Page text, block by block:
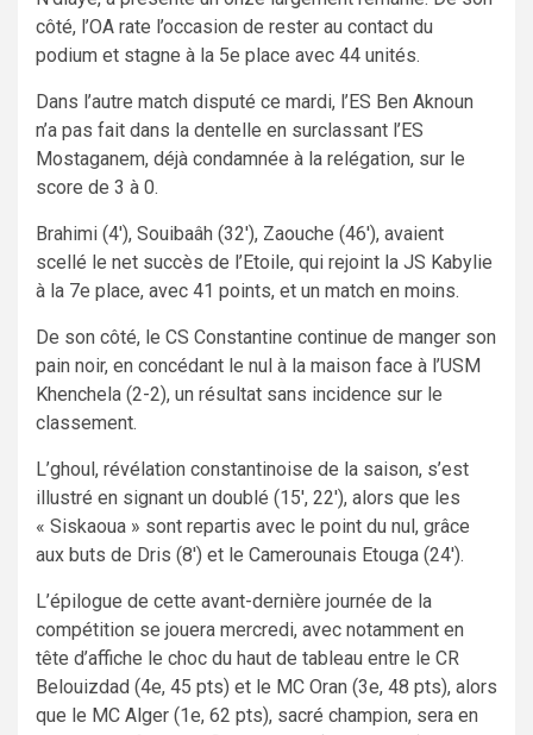
côté, l’OA rate l’occasion de rester au contact du
podium et stagne à la 5e place avec 44 unités.
Dans l’autre match disputé ce mardi, l’ES Ben Aknoun
n’a pas fait dans la dentelle en surclassant l’ES
Mostaganem, déjà condamnée à la relégation, sur le
score de 3 à 0.
Brahimi (4′), Souibaâh (32′), Zaouche (46′), avaient
scellé le net succès de l’Etoile, qui rejoint la JS Kabylie
à la 7e place, avec 41 points, et un match en moins.
De son côté, le CS Constantine continue de manger son
pain noir, en concédant le nul à la maison face à l’USM
Khenchela (2-2), un résultat sans incidence sur le
classement.
L’ghoul, révélation constantinoise de la saison, s’est
illustré en signant un doublé (15′, 22′), alors que les
« Siskaoua » sont repartis avec le point du nul, grâce
aux buts de Dris (8′) et le Camerounais Etouga (24′).
L’épilogue de cette avant-dernière journée de la
compétition se jouera mercredi, avec notamment en
tête d’affiche le choc du haut de tableau entre le CR
Belouizdad (4e, 45 pts) et le MC Oran (3e, 48 pts), alors
que le MC Alger (1e, 62 pts), sacré champion, sera en